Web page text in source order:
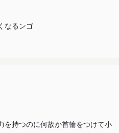
なるンゴ
を持つのに何故か首輪をつけて小